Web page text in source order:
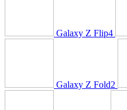
Galaxy Z Flip4
Galaxy Z Fold2